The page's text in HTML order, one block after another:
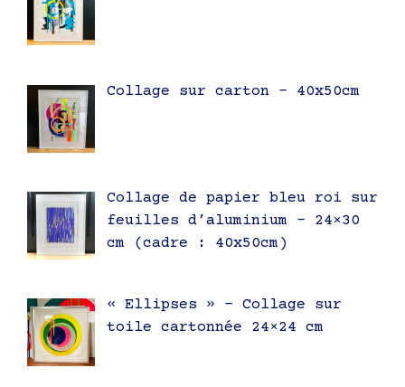
Collage sur carton – 40x50cm
Collage de papier bleu roi sur
feuilles d’aluminium – 24×30
cm (cadre : 40x50cm)
« Ellipses » – Collage sur
toile cartonnée 24×24 cm